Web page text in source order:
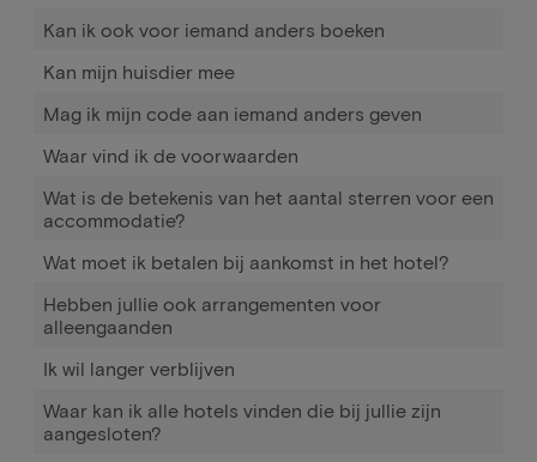
Kan ik ook voor iemand anders boeken
Kan mijn huisdier mee
Mag ik mijn code aan iemand anders geven
Waar vind ik de voorwaarden
Wat is de betekenis van het aantal sterren voor een
accommodatie?
Wat moet ik betalen bij aankomst in het hotel?
Hebben jullie ook arrangementen voor
alleengaanden
Ik wil langer verblijven
Waar kan ik alle hotels vinden die bij jullie zijn
aangesloten?